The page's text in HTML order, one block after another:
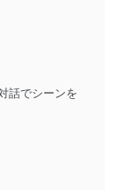
話でシーンを